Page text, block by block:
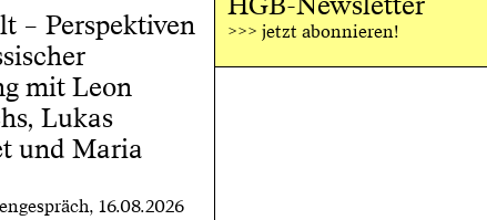
– Perspektiven
mit Leon
Lukas
und Maria
16.08.2026
>>> jetzt abonnieren!